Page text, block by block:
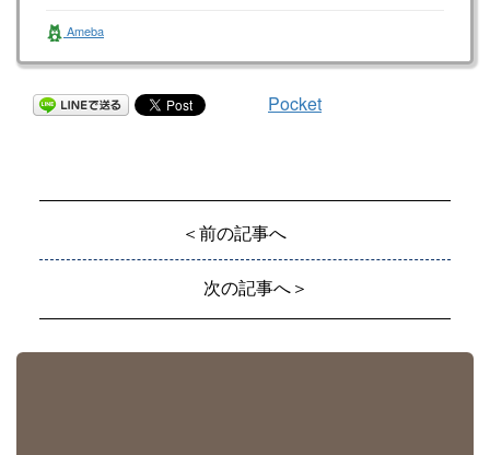
Ameba
Pocket
＜前の記事へ
次の記事へ＞